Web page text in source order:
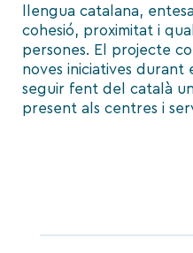
llengua catalana,
cohesió, proximitat i
persones. El projecte
noves iniciatives durant
seguir fent del català
present als centres i